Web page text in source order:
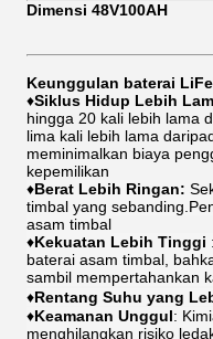
Dimensi 48V100AH
Keunggulan baterai
♦Siklus Hidup Lebih
hingga 20 kali lebih lama
lima kali lebih lama
meminimalkan biaya
kepemilikan
♦Berat Lebih Ringan:
timbal yang
asam timbal
♦Kekuatan Lebih Tinggi
baterai asam timbal,
sambil mempertahankan
♦Rentang Suhu yang
♦Keamanan Unggul:
menghilangkan risiko